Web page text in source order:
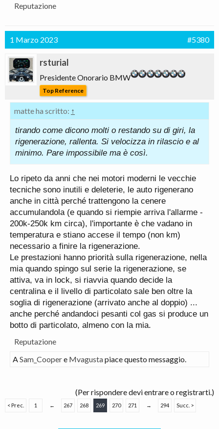
Reputazione
1 Marzo 2023 #5380
rsturial
Presidente Onorario BMW
Top Reference
matte ha scritto: ↑
tirando come dicono molti o restando su di giri, la
rigenerazione, rallenta. Si velocizza in rilascio e al
minimo. Pare impossibile ma è così.
Lo ripeto da anni che nei motori moderni le vecchie
tecniche sono inutili e deleterie, le auto rigenerano
anche in città perché trattengono la cenere
accumulandola (e quando si riempie arriva l'allarme -
200k-250k km circa), l'importante è che vadano in
temperatura e stiano accese il tempo (non km)
necessario a finire la rigenerazione.
Le prestazioni hanno priorità sulla rigenerazione, nella
mia quando spingo sul serie la rigenerazione, se
attiva, va in lock, si riavvia quando decide la
centralina e il livello di particolato sale ben oltre la
soglia di rigenerazione (arrivato anche al doppio) ...
anche perché andandoci pesanti col gas si produce un
botto di particolato, almeno con la mia.
Reputazione
ASam_Coopere Mvagustapiace questo messaggio.
(Per rispondere devi entrare o registrarti.)
< Prec. 1 ← 267 268 269 270 271 → 294 Succ. >